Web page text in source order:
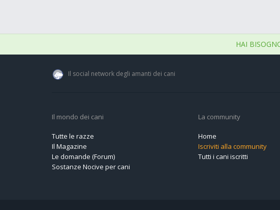
HAI
Il social network degli amanti dei cani
Il mondo dei cani
Tutte le razze
Il Magazine
Le domande (Forum)
Sostanze Nocive per cani
La community
Home
Iscriviti alla community
Tutti i cani iscritti